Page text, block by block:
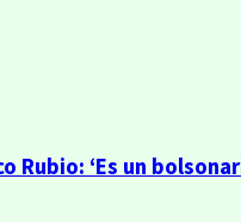
‘Es un